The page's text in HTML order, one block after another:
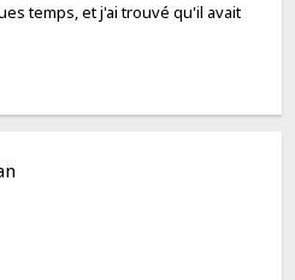
temps, et j'ai trouvé qu'il avait